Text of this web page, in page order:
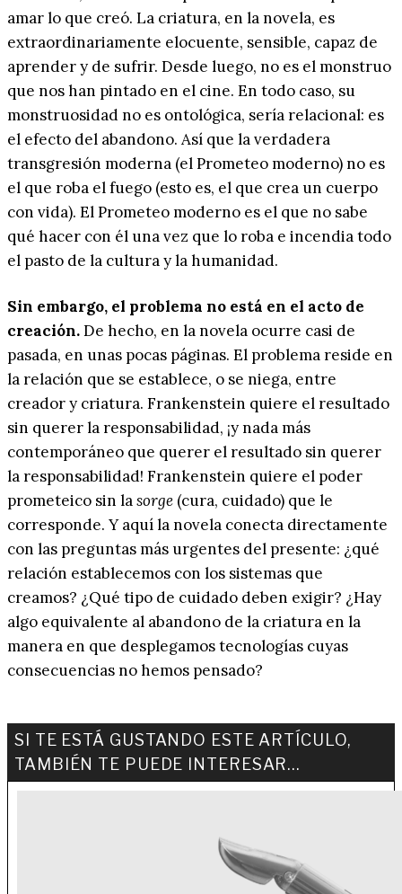
amar lo que creó. La criatura, en la novela, es
extraordinariamente elocuente, sensible, capaz de
aprender y de sufrir. Desde luego, no es el monstruo
que nos han pintado en el cine. En todo caso, su
monstruosidad no es ontológica, sería relacional: es
el efecto del abandono. Así que la verdadera
transgresión moderna (el Prometeo moderno) no es
el que roba el fuego (esto es, el que crea un cuerpo
con vida). El Prometeo moderno es el que no sabe
qué hacer con él una vez que lo roba e incendia todo
el pasto de la cultura y la humanidad.
Sin embargo, el problema no está en el acto de
creación.De hecho, en la novela ocurre casi de
pasada, en unas pocas páginas. El problema reside en
la relación que se establece, o se niega, entre
creador y criatura. Frankenstein quiere el resultado
sin querer la responsabilidad, ¡y nada más
contemporáneo que querer el resultado sin querer
la responsabilidad! Frankenstein quiere el poder
prometeico sin lasorge (cura, cuidado) que le
corresponde. Y aquí la novela conecta directamente
con las preguntas más urgentes del presente: ¿qué
relación establecemos con los sistemas que
creamos? ¿Qué tipo de cuidado deben exigir? ¿Hay
algo equivalente al abandono de la criatura en la
manera en que desplegamos tecnologías cuyas
consecuencias no hemos pensado?
SI TE ESTÁ GUSTANDO ESTE ARTÍCULO,
TAMBIÉN TE PUEDE INTERESAR…